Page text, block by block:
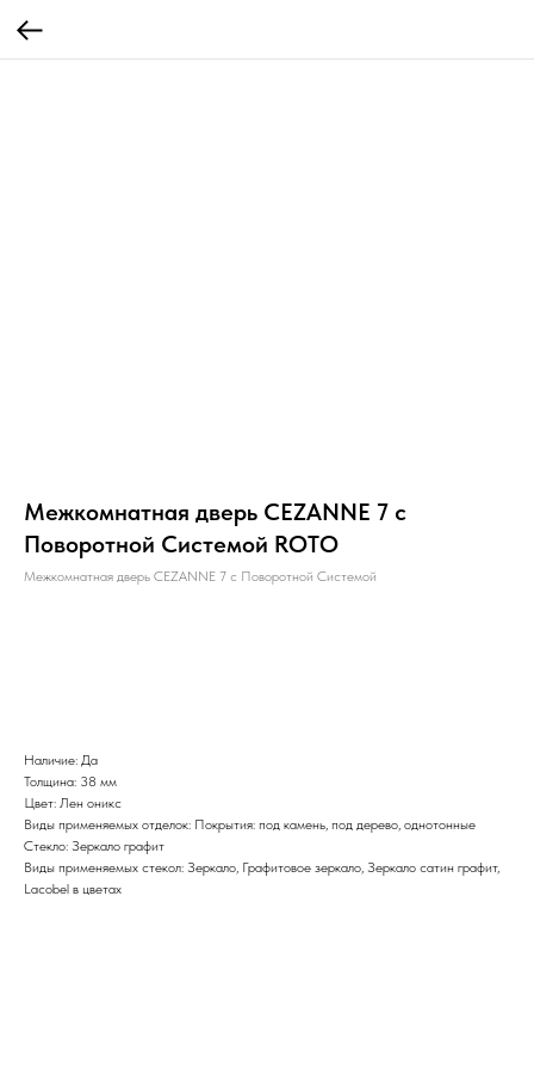
Межкомнатная дверь CEZANNE 7 с
Поворотной Системой ROTO
Межкомнатная дверь CEZANNE 7 с Поворотной Системой
Наличие: Да
Толщина: 38 мм
Цвет: Лен оникс
Виды применяемых отделок: Покрытия: под камень, под дерево, однотонные
Стекло: Зеркало графит
Виды применяемых стекол: Зеркало, Графитовое зеркало, Зеркало сатин графит,
Lacobel в цветах